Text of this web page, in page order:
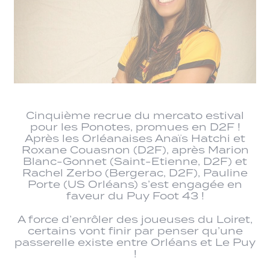
Cinquième recrue du mercato estival
pour les Ponotes, promues en D2F !
Après les Orléanaises Anaïs Hatchi et
Roxane Couasnon (D2F), après Marion
Blanc-Gonnet (Saint-Etienne, D2F) et
Rachel Zerbo (Bergerac, D2F), Pauline
Porte (US Orléans) s’est engagée en
faveur du Puy Foot 43 !
A force d’enrôler des joueuses du Loiret,
certains vont finir par penser qu’une
passerelle existe entre Orléans et Le Puy
!